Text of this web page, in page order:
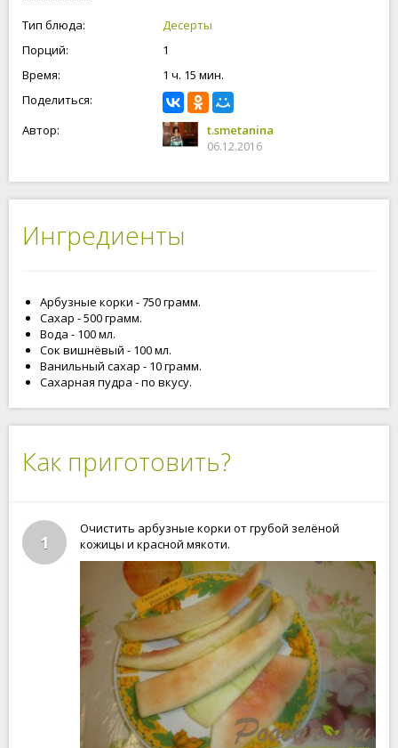
Тип блюда:
Десерты
Порций:
1
Время:
1 ч. 15 мин.
Поделиться:
Автор:
t.smetanina
06.12.2016
Ингредиенты
Арбузные корки - 750 грамм.
Сахар - 500 грамм.
Вода - 100 мл.
Сок вишнёвый - 100 мл.
Ванильный сахар - 10 грамм.
Сахарная пудра - по вкусу.
Как приготовить?
1
Очистить арбузные корки от грубой зелёной
кожицы и красной мякоти.